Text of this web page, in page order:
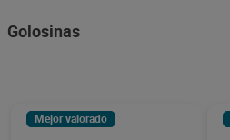
Golosinas
Mejor valorado